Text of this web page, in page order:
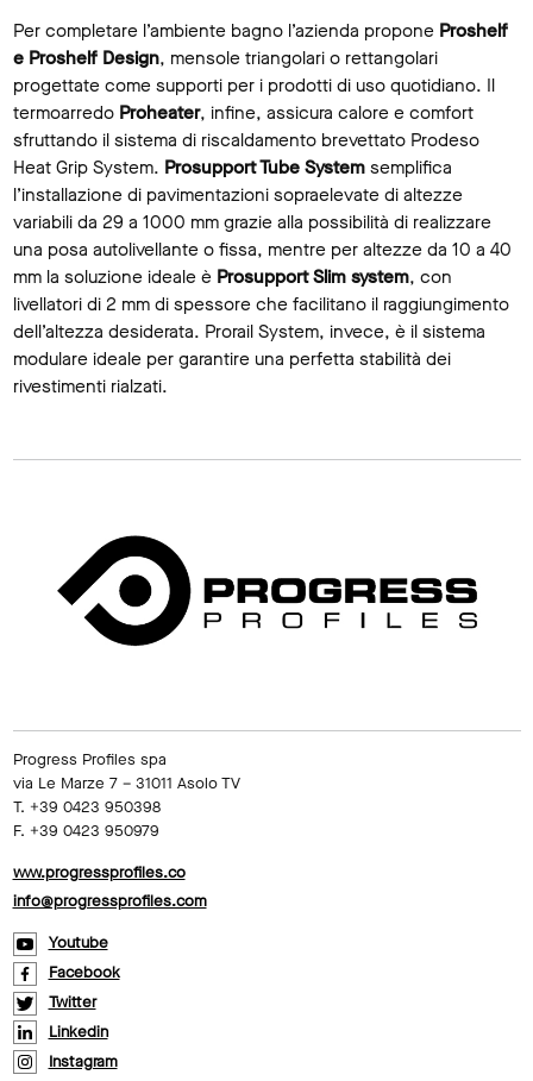
Per completare l’ambiente bagno l’azienda propone Proshelf
e Proshelf Design, mensole triangolari o rettangolari
progettate come supporti per i prodotti di uso quotidiano. Il
termoarredo Proheater, infine, assicura calore e comfort
sfruttando il sistema di riscaldamento brevettato Prodeso
Heat Grip System. Prosupport Tube Systemsemplifica
l’installazione di pavimentazioni sopraelevate di altezze
variabili da 29 a 1000 mm grazie alla possibilità di realizzare
una posa autolivellante o fissa, mentre per altezze da 10 a 40
mm la soluzione ideale è Prosupport Slim system, con
livellatori di 2 mm di spessore che facilitano il raggiungimento
dell’altezza desiderata. Prorail System, invece, è il sistema
modulare ideale per garantire una perfetta stabilità dei
rivestimenti rialzati.
Progress Profiles spa
via Le Marze 7 – 31011 Asolo TV
T. +39 0423 950398
F. +39 0423 950979
www.progressprofiles.co
info@progressprofiles.com
Youtube
Facebook
Twitter
Linkedin
Instagram